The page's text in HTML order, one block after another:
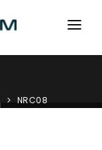
NRC08